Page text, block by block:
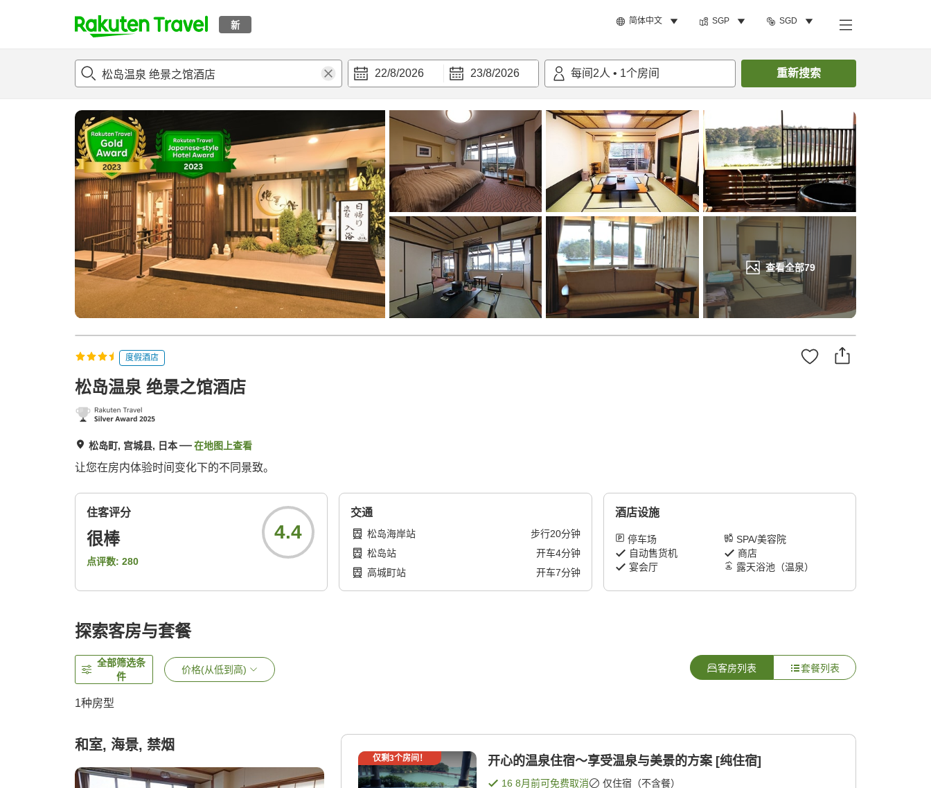
新 简体中文 SGP SGD
t
p
a
g
e
_
s
e
22/8/2026 23/8/2026 每间 2人 • 1个房间 重新搜索
查看全部79
概况 客房及住宿套餐评论亮点设施 搜索客房
度假酒店
松岛温泉 绝景之馆酒店
松岛町, 宫城县, 日本 在地图上查看
让您在房内体验时间变化下的不同景致。
住客评分
很棒
点评数: 280
4.4
交通
松岛海岸站 步行20分钟
松岛站
开车4分钟
高城町站
开车7分钟
酒店设施
停车场
SPA/美容院
自动售货机
商店
宴会厅
露天浴池（温泉）
探索客房与套餐
全部筛选条
件
价格(从低到高) 客房列表 套餐列表
1种房型
和室, 海景, 禁烟
仅剩3个房间！ 开心的温泉住宿～享受温泉与美景的方案 [纯住宿]
16 8月前可免费取消 仅住宿（不含餐）